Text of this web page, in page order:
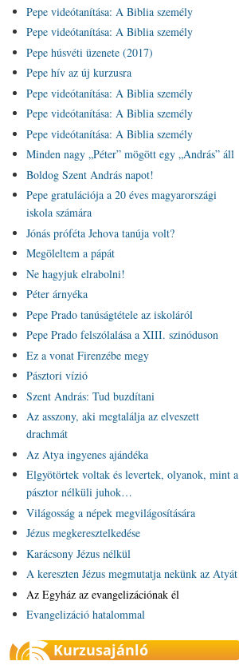
Pepe videótanítása: A Biblia személy
Pepe videótanítása: A Biblia személy
Pepe húsvéti üzenete (2017)
Pepe hív az új kurzusra
Pepe videótanítása: A Biblia személy
Pepe videótanítása: A Biblia személy
Pepe videótanítása: A Biblia személy
Minden nagy „Péter” mögött egy „András” áll
Boldog Szent András napot!
Pepe gratulációja a 20 éves magyarországi
iskola számára
Jónás próféta Jehova tanúja volt?
Megöleltem a pápát
Ne hagyjuk elrabolni!
Péter árnyéka
Pepe Prado tanúságtétele az iskoláról
Pepe Prado felszólalása a XIII. szinóduson
Ez a vonat Firenzébe megy
Pásztori vízió
Szent András: Tud buzdítani
Az asszony, aki megtalálja az elveszett
drachmát
Az Atya ingyenes ajándéka
Elgyötörtek voltak és levertek, olyanok, mint a
pásztor nélküli juhok…
Világosság a népek megvilágosítására
Jézus megkeresztelkedése
Karácsony Jézus nélkül
A kereszten Jézus megmutatja nekünk az Atyát
Az Egyház az evangelizációnak él
Evangelizáció hatalommal
Kurzusajánló